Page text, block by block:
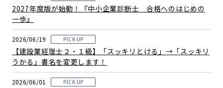
2027年度版が始動！『中小企業診断士 合格へのはじめの
一歩』
2026/06/19 PICK UP
【建設業経理士２・１級】「スッキリとける」→「スッキリ
うかる」書名を変更します！
2026/06/01 PICK UP